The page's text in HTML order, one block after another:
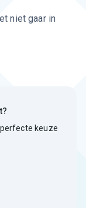
niet gaar in
keuze